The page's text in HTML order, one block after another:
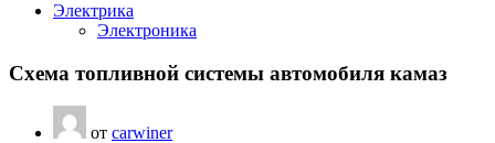
Электрика
Электроника
Схема топливной системы автомобиля камаз
от carwiner